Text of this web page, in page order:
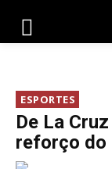
ESPORTES
De La
reforço do